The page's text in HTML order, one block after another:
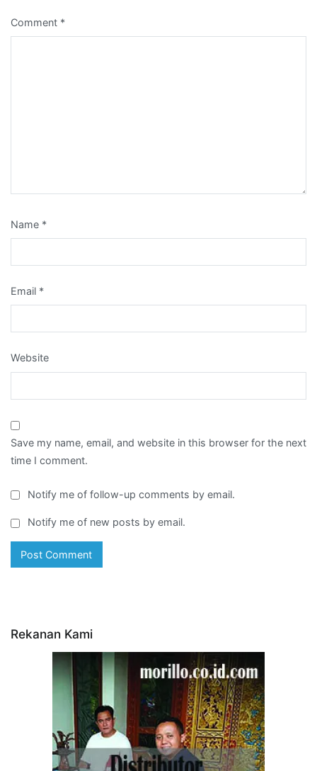
Comment *
Name *
Email *
Website
Save my name, email, and website in this browser for the next
time I comment.
Notify me of follow-up comments by email.
Notify me of new posts by email.
Rekanan Kami